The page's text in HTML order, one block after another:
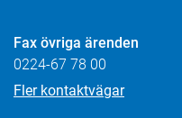
Fax övriga ärenden
0224-67 78 00
Fler kontaktvägar